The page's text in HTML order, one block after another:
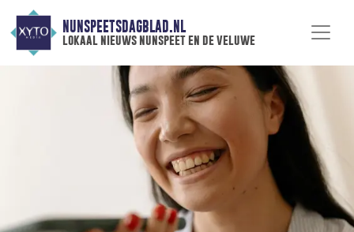
NUNSPEETSDAGBLAD.NL
lokaal nieuws nunspeet en de veluwe